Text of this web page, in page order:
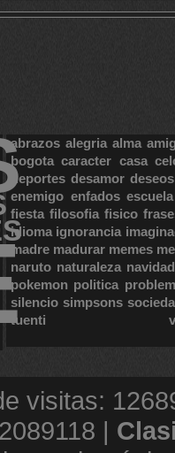
13 14 715
abrazos alegria alma
bogota caracter casa
deportes desamor deseos
enemigo enfados escuela
fiesta filosofia fisico
idioma ignorancia
madre madurar memes
naruto naturaleza navidad
pokemon politica
silencio simpsons
tuenti
visitas:
2089118 |